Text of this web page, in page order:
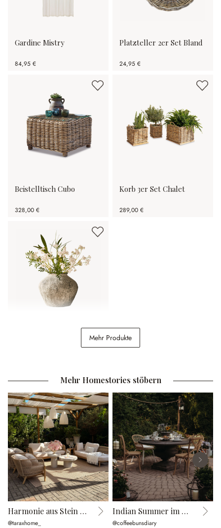
Gardine Mistry
84,95 €
Platzteller 2er Set Bland
24,95 €
Beistelltisch Cubo
328,00 €
Korb 3er Set Chalet
289,00 €
Mehr Produkte
Mehr Homestories stöbern
Harmonie aus Stein und Geflecht
@taraxhome_
Indian Summer im Cottage Garden
@coffeebunsdiary